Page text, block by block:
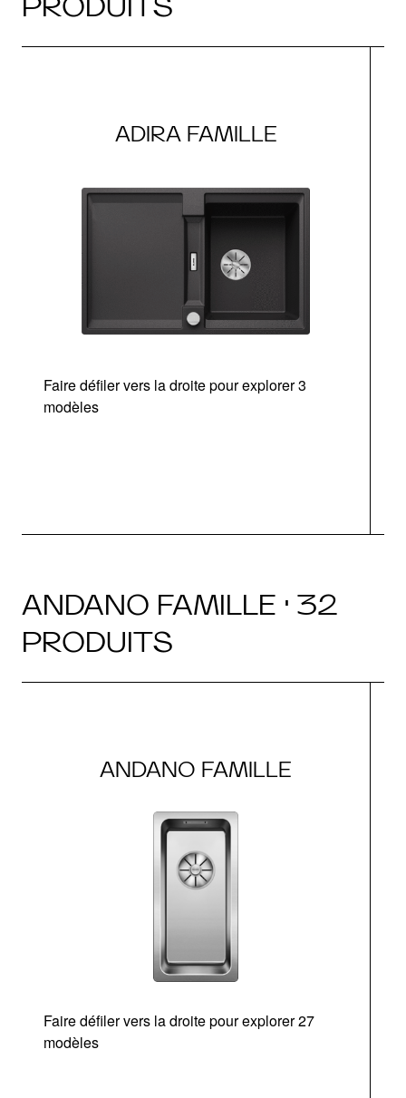
ADIRA FAMILLE
Faire défiler vers la droite pour explorer 3
modèles
ANDANO FAMILLE · 32
PRODUITS
ANDANO FAMILLE
Faire défiler vers la droite pour explorer 27
modèles